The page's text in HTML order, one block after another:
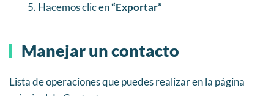
5. Hacemos clic en“Exportar”
Manejar un contacto
Lista de operaciones que puedes realizar en la página